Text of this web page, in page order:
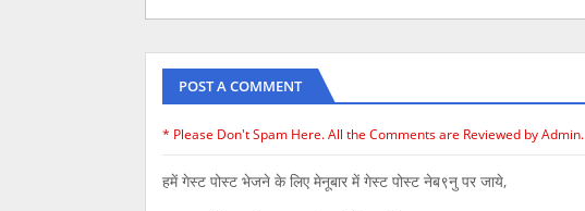
POST A COMMENT
* Please Don't Spam Here. All the Comments are Reviewed by Admin.
हमें गेस्ट पोस्ट भेजने के लिए मेनूबार में गेस्ट पोस्ट नेब९नु पर जाये,